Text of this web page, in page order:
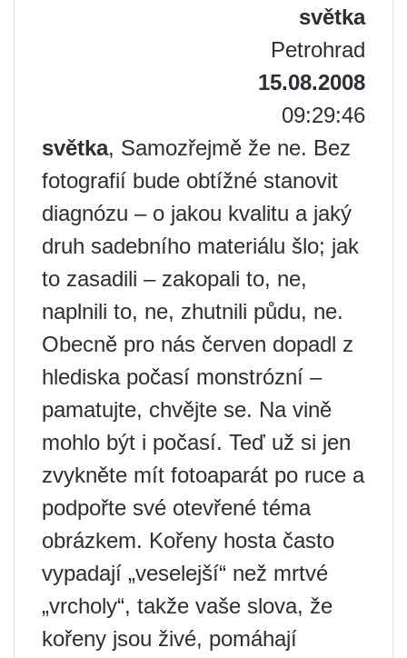
světka
Petrohrad
15.08.2008
09:29:46
světka, Samozřejmě že ne. Bez
fotografií bude obtížné stanovit
diagnózu – o jakou kvalitu a jaký
druh sadebního materiálu šlo; jak
to zasadili – zakopali to, ne,
naplnili to, ne, zhutnili půdu, ne.
Obecně pro nás červen dopadl z
hlediska počasí monstrózní –
pamatujte, chvějte se. Na vině
mohlo být i počasí. Teď už si jen
zvykněte mít fotoaparát po ruce a
podpořte své otevřené téma
obrázkem. Kořeny hosta často
vypadají „veselejší“ než mrtvé
„vrcholy“, takže vaše slova, že
kořeny jsou živé, pomáhají